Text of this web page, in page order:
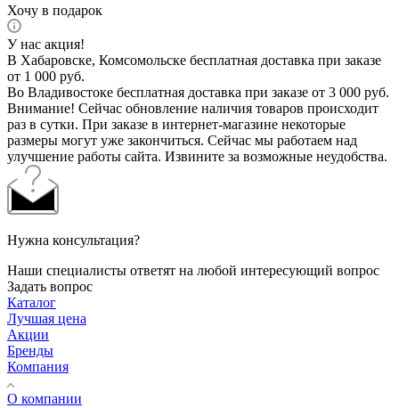
Хочу в подарок
У нас акция!
В Хабаровске, Комсомольске бесплатная доставка при заказе
от 1 000 руб.
Во Владивостоке бесплатная доставка при заказе от 3 000 руб.
Внимание! Сейчас обновление наличия товаров происходит
раз в сутки. При заказе в интернет-магазине некоторые
размеры могут уже закончиться. Сейчас мы работаем над
улучшение работы сайта. Извините за возможные неудобства.
Нужна консультация?
Наши специалисты ответят на любой интересующий вопрос
Задать вопрос
Каталог
Лучшая цена
Акции
Бренды
Компания
О компании